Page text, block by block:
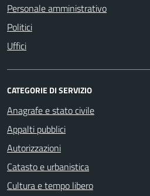
Personale amministrativo
Politici
Uffici
CATEGORIE DI SERVIZIO
Anagrafe e stato civile
Appalti pubblici
Autorizzazioni
Catasto e urbanistica
Cultura e tempo libero